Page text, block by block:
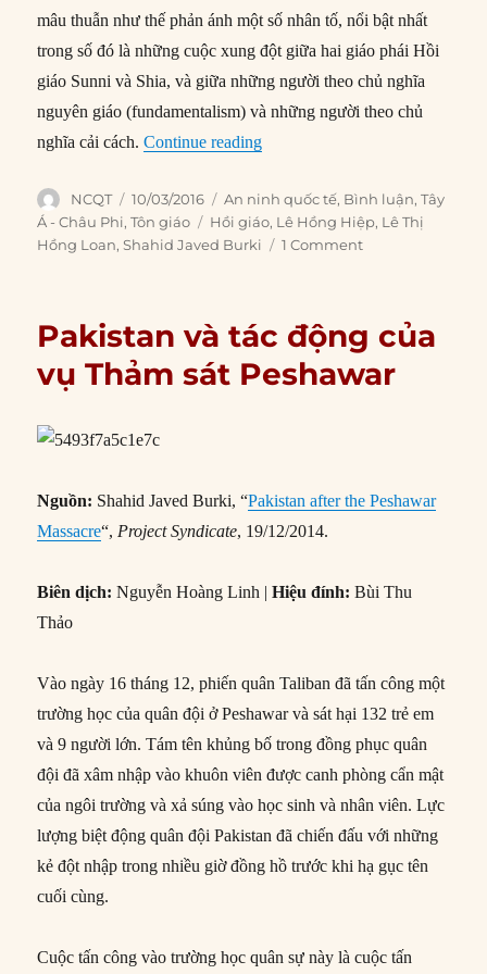
mâu thuẫn như thế phản ánh một số nhân tố, nổi bật nhất
trong số đó là những cuộc xung đột giữa hai giáo phái Hồi
giáo Sunni và Shia, và giữa những người theo chủ nghĩa
nguyên giáo (fundamentalism) và những người theo chủ
nghĩa cải cách.Continue reading“Hồi giáo chống lại Hồi giáo”
Author
NCQT
Posted
on
10/03/2016 Categories
An ninh quốc tế, Bình luận,Tây
Á - Châu Phi,Tôn giáo Tags
Hồi giáo, Lê Hồng Hiệp, Lê Thị
Hồng Loan,Shahid Javed Burki 1 Comment
Pakistan và tác động của
vụ Thảm sát Peshawar
Nguồn: Shahid Javed Burki, “Pakistan after the Peshawar
Massacre“,Project Syndicate, 19/12/2014.
Biên dịch: Nguyễn Hoàng Linh |Hiệu đính: Bùi Thu
Thảo
Vào ngày 16 tháng 12, phiến quân Taliban đã tấn công một
trường học của quân đội ở Peshawar và sát hại 132 trẻ em
và 9 người lớn. Tám tên khủng bố trong đồng phục quân
đội đã xâm nhập vào khuôn viên được canh phòng cẩn mật
của ngôi trường và xả súng vào học sinh và nhân viên. Lực
lượng biệt động quân đội Pakistan đã chiến đấu với những
kẻ đột nhập trong nhiều giờ đồng hồ trước khi hạ gục tên
cuối cùng.
Cuộc tấn công vào trường học quân sự này là cuộc tấn